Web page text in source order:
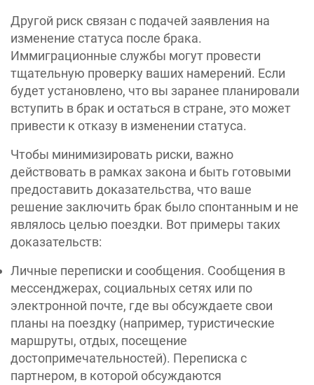
Другой риск связан с подачей заявления на
изменение статуса после брака.
Иммиграционные службы могут провести
тщательную проверку ваших намерений. Если
будет установлено, что вы заранее планировали
вступить в брак и остаться в стране, это может
привести к отказу в изменении статуса.
Чтобы минимизировать риски, важно
действовать в рамках закона и быть готовыми
предоставить доказательства, что ваше
решение заключить брак было спонтанным и не
являлось целью поездки. Вот примеры таких
доказательств:
Личные переписки и сообщения. Сообщения в
мессенджерах, социальных сетях или по
электронной почте, где вы обсуждаете свои
планы на поездку (например, туристические
маршруты, отдых, посещение
достопримечательностей). Переписка с
партнером, в которой обсуждаются